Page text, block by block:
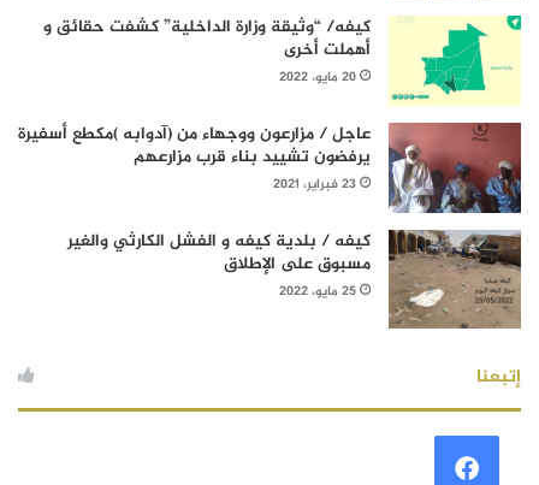
كيفه/ “وثيقة وزارة الداخلية” كشفت حقائق و
أهملت أخرى
20 مايو، 2022
عاجل / مزارعون ووجهاء من (آدوابه )مكطع أسفيرة
يرفضون تشييد بناء قرب مزارعهم
23 فبراير، 2021
كيفه / بلدية كيفه و الفشل الكارثي والغير
مسبوق على الإطلاق
25 مايو، 2022
إتبعنا